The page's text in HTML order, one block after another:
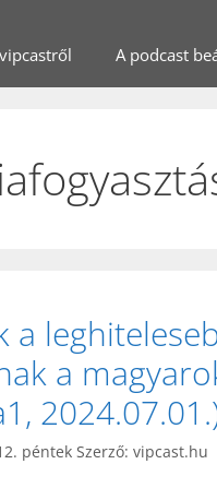
A podcast
a
a
péntek Szerző: vipcast.hu